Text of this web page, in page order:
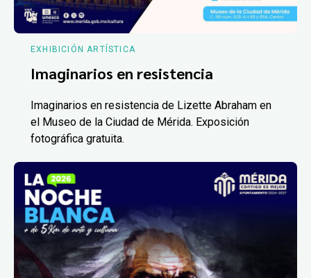
EXHIBICIÓN ARTÍSTICA
Imaginarios en resistencia
Imaginarios en resistencia de Lizette Abraham en
el Museo de la Ciudad de Mérida. Exposición
fotográfica gratuita.